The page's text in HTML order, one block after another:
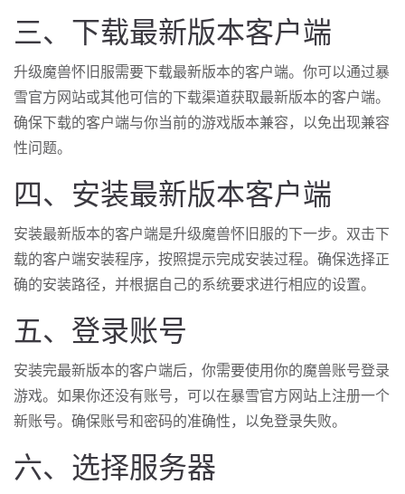
三、下载最新版本客户端
升级魔兽怀旧服需要下载最新版本的客户端。你可以通过暴
雪官方网站或其他可信的下载渠道获取最新版本的客户端。
确保下载的客户端与你当前的游戏版本兼容，以免出现兼容
性问题。
四、安装最新版本客户端
安装最新版本的客户端是升级魔兽怀旧服的下一步。双击下
载的客户端安装程序，按照提示完成安装过程。确保选择正
确的安装路径，并根据自己的系统要求进行相应的设置。
五、登录账号
安装完最新版本的客户端后，你需要使用你的魔兽账号登录
游戏。如果你还没有账号，可以在暴雪官方网站上注册一个
新账号。确保账号和密码的准确性，以免登录失败。
六、选择服务器